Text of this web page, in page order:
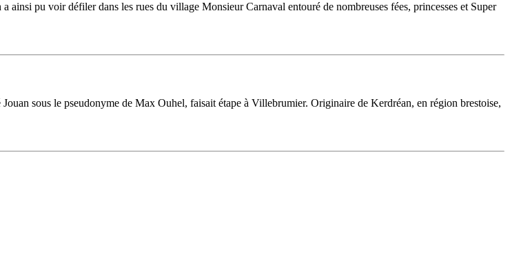
pu voir défiler dans les rues du village Monsieur Carnaval entouré de nombreuses fées, princesses et Super
sous le pseudonyme de Max Ouhel, faisait étape à Villebrumier. Originaire de Kerdréan, en région brestoise,